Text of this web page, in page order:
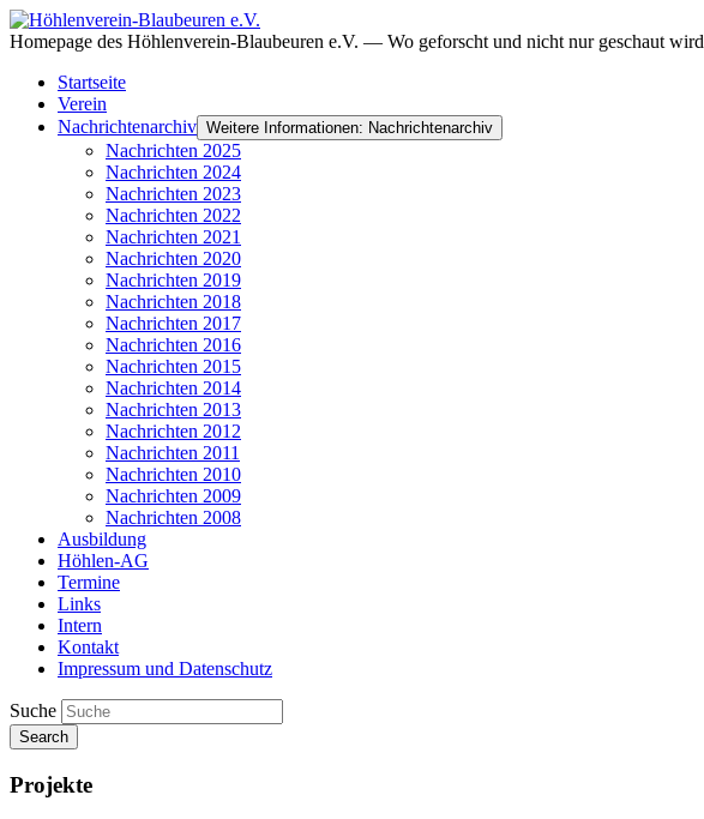
Homepage des Höhlenverein-Blaubeuren e.V. — Wo geforscht und nicht nur geschaut wird
Startseite
Verein
Nachrichtenarchiv Weitere Informationen: Nachrichtenarchiv
Nachrichten 2025
Nachrichten 2024
Nachrichten 2023
Nachrichten 2022
Nachrichten 2021
Nachrichten 2020
Nachrichten 2019
Nachrichten 2018
Nachrichten 2017
Nachrichten 2016
Nachrichten 2015
Nachrichten 2014
Nachrichten 2013
Nachrichten 2012
Nachrichten 2011
Nachrichten 2010
Nachrichten 2009
Nachrichten 2008
Ausbildung
Höhlen-AG
Termine
Links
Intern
Kontakt
Impressum und Datenschutz
Suche
Search
Projekte